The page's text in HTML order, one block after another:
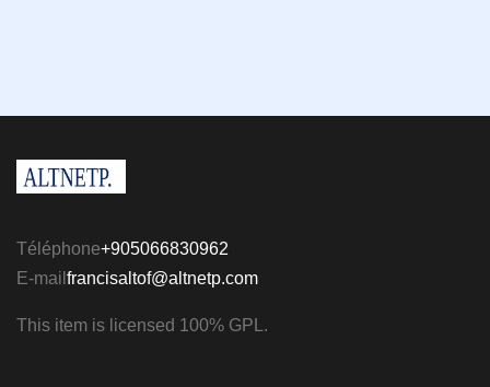
Téléphone+905066830962
E-mail francisaltof@altnetp.com
This item is licensed 100% GPL.